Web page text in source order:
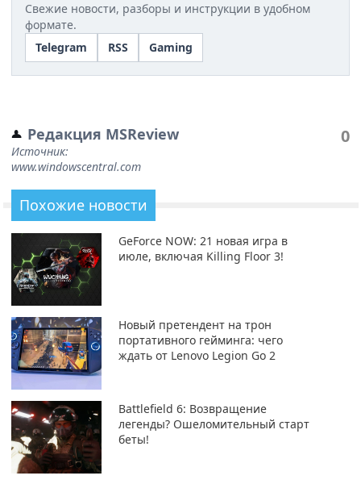
Свежие новости, разборы и инструкции в удобном
формате.
Telegram
RSS Gaming
Редакция MSReview
Источник:
www.windowscentral.com
0
Похожие новости
GeForce NOW: 21 новая игра в
июле, включая Killing Floor 3!
Новый претендент на трон
портативного гейминга: чего
ждать от Lenovo Legion Go 2
Battlefield 6: Возвращение
легенды? Ошеломительный старт
беты!